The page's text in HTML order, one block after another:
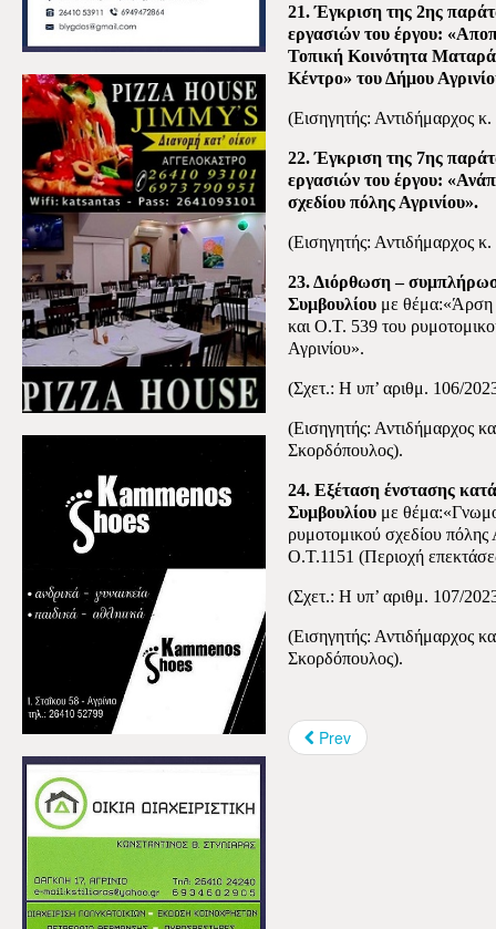
21. Έγκριση της 2ης
εργασιών του έργου:
Τοπική Κοινότητα
Κέντρο» του Δήμου
(Εισηγητής: Αντιδήμαρχος
22. Έγκριση της 7ης
εργασιών του έργου:
σχεδίου πόλης Αγρινίου».
(Εισηγητής: Αντιδήμαρχος
23. Διόρθωση –
Συμβουλίου με θέμα:«Άρση
και Ο.Τ. 539 του
Αγρινίου».
(Σχετ.: Η υπ’ αριθμ. 106/
(Εισηγητής: Αντιδήμαρχος
Σκορδόπουλος).
24. Εξέταση ένστασης
Συμβουλίου με
ρυμοτομικού σχεδίου
Ο.Τ.1151 (Περιοχή
(Σχετ.: Η υπ’ αριθμ. 107/
(Εισηγητής: Αντιδήμαρχος
Σκορδόπουλος).
Prev